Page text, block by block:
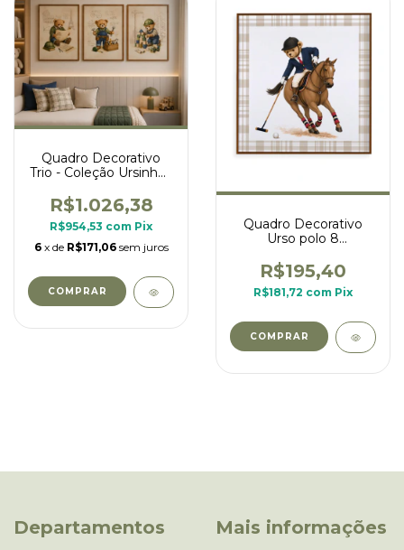
Quadro Decorativo
Trio - Coleção Ursinhos
R$1.026,38
R$954,53 com Pix
6 x de R$171,06 sem juros
COMPRAR
Quadro Decorativo
Urso polo 8
xadrez bege
R$195,40
R$181,72 com Pix
COMPRAR
Departamentos Mais informações